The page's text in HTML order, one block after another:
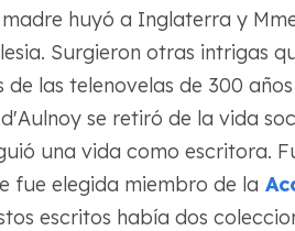
huyó a Inglaterra y
Surgieron otras intrigas
las telenovelas de 300
se retiró de la vida
una vida como escritora.
fue elegida miembro de la
escritos había dos